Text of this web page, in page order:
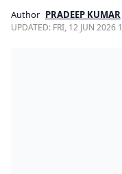
Author PRADEEP KUMAR
UPDATED: FRI, 12 JUN 2026